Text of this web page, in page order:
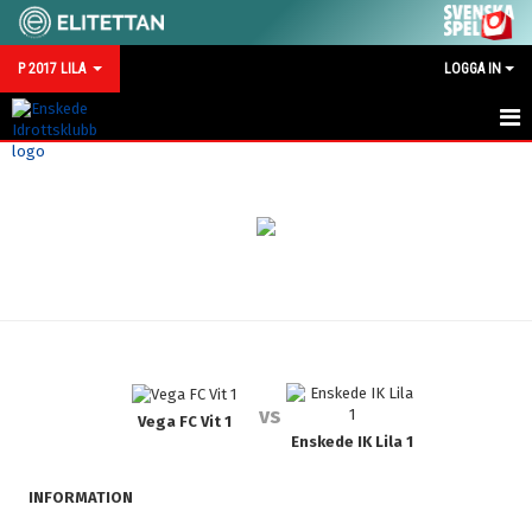
P 2017 LILA LOGGA IN
HEM
Vega FC Vit 1 vs
Enskede IK Lila 1
INFORMATION